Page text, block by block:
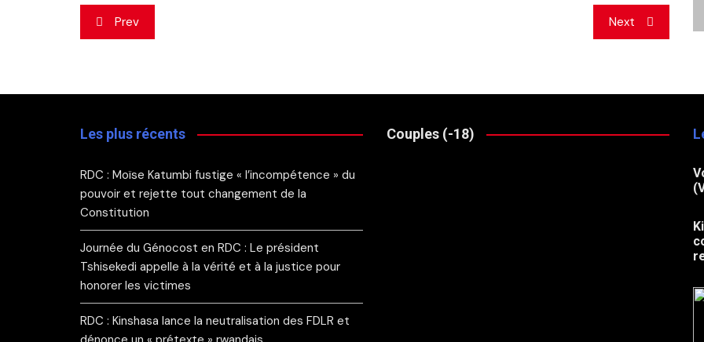
Navigation
de
Prev Next
Les plus récents
RDC : Moïse Katumbi fustige « l’incompétence » du
pouvoir et rejette tout changement de la
Constitution
Journée du Génocost en RDC : Le président
Tshisekedi appelle à la vérité et à la justice pour
honorer les victimes
RDC : Kinshasa lance la neutralisation des FDLR et
Couples (-18)